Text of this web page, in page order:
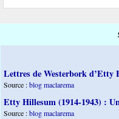
Lettres de Westerbork
Source :blog maclarema
Etty Hillesum (1914-1943) :
Source :blog maclarema